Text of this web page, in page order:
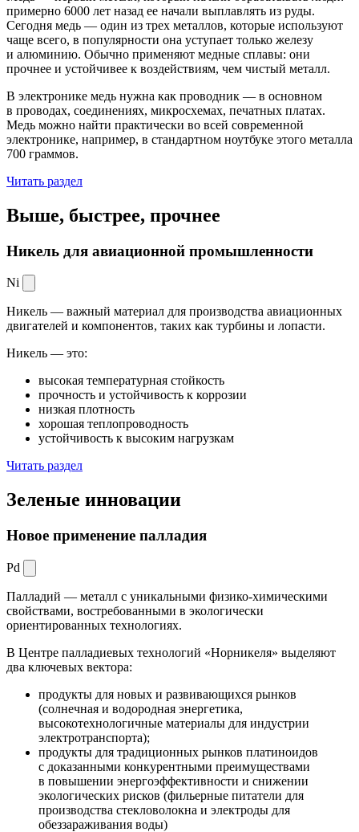
примерно 6000 лет назад ее начали выплавлять из руды.
Сегодня медь — один из трех металлов, которые используют
чаще всего, в популярности она уступает только железу
и алюминию. Обычно применяют медные сплавы: они
прочнее и устойчивее к воздействиям, чем чистый металл.
В электронике медь нужна как проводник — в основном
в проводах, соединениях, микросхемах, печатных платах.
Медь можно найти практически во всей современной
электронике, например, в стандартном ноутбуке этого металла
700 граммов.
Читать раздел
Выше, быстрее, прочнее
Никель для авиационной промышленности
Ni
Никель — важный материал для производства авиационных
двигателей и компонентов, таких как турбины и лопасти.
Никель — это:
высокая температурная стойкость
прочность и устойчивость к коррозии
низкая плотность
хорошая теплопроводность
устойчивость к высоким нагрузкам
Читать раздел
Зеленые инновации
Новое применение палладия
Pd
Палладий — металл с уникальными физико-химическими
свойствами, востребованными в экологически
ориентированных технологиях.
В Центре палладиевых технологий «Норникеля» выделяют
два ключевых вектора:
продукты для новых и развивающихся рынков
(солнечная и водородная энергетика,
высокотехнологичные материалы для индустрии
электротранспорта);
продукты для традиционных рынков платиноидов
с доказанными конкурентными преимуществами
в повышении энергоэффективности и снижении
экологических рисков (фильерные питатели для
производства стекловолокна и электроды для
обеззараживания воды)